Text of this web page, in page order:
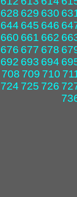
628 629 630
644 645 646
660 661 662
676 677 678
692 693 694
708 709 710
724 725 726